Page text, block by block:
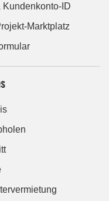
Kundenkonto-ID
Marktplatz